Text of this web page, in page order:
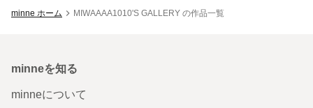
minne ホーム MIWAAAA1010'S GALLERY の作品一覧
minneを知る
minneについて